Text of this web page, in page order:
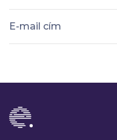
E-mail cím